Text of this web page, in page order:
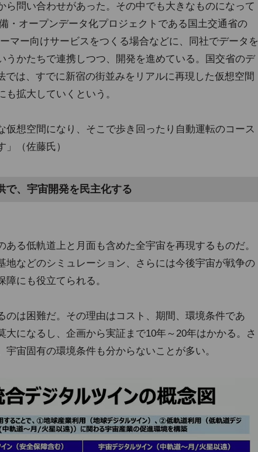
ら問い合わせがあった。その中でも大きなものになって
・オープンデータ化プロジェクトである国土交通省の
マー向けサービスをつくる場合などに、同社でデータを
うかたちで連携しつつ、開発を進めている。国交省のデ
は、すでに新宿の街並みをリアルに再現した仮想空間
拡大していくという。
仮想空間になり、そこで歩き回ったり自動運転のコース
（佐藤氏）
で、宇宙開発を民主化する
る低軌道上と月面も含めた全宇宙を再現するものだ。
地などのシミュレーション、さらには今後宇宙が戦争の
にも役立てられる。
のは困難だ。その理由はコスト、期間、環境条件であ
大になるし、企画から実証まで10年～20年はかかる。さ
宙固有の環境条件も分からないことが多い。